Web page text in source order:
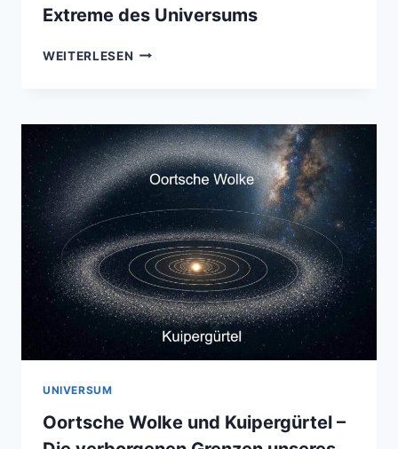
Extreme des Universums
WEITERLESEN NEUTRONENSTERNE
EXTREME
DES
UNIVERSUMS
UNIVERSUM
Oortsche Wolke und Kuipergürtel –